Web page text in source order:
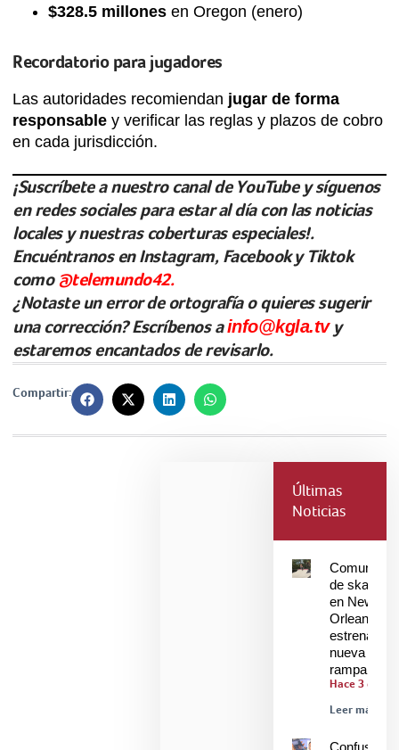
$328.5 millones en Oregon (enero)
Recordatorio para jugadores
Las autoridades recomiendan jugar de forma
responsable y verificar las reglas y plazos de cobro
en cada jurisdicción.
¡Suscríbete a nuestro canal de YouTube y síguenos
en redes sociales para estar al día con las noticias
locales y nuestras coberturas especiales!.
Encuéntranos en Instagram, Facebook y Tiktok
como @telemundo42.
¿Notaste un error de ortografía o quieres sugerir
una corrección? Escríbenos ainfo@kgla.tvy
estaremos encantados de revisarlo.
Compartir:
Últimas
Noticias
Comunidad
de skaters
en New
Orleans
estrenan
nueva
rampa
Hace 3 días
Leer más »
Confusión